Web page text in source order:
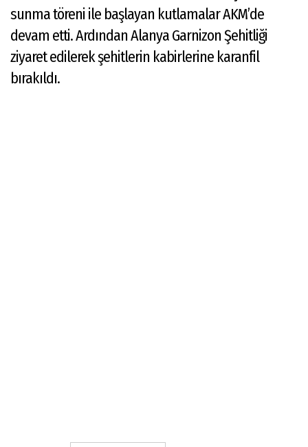
sunma töreni ile başlayan kutlamalar AKM’de
devam etti. Ardından Alanya Garnizon Şehitliği
ziyaret edilerek şehitlerin kabirlerine karanfil
bırakıldı.